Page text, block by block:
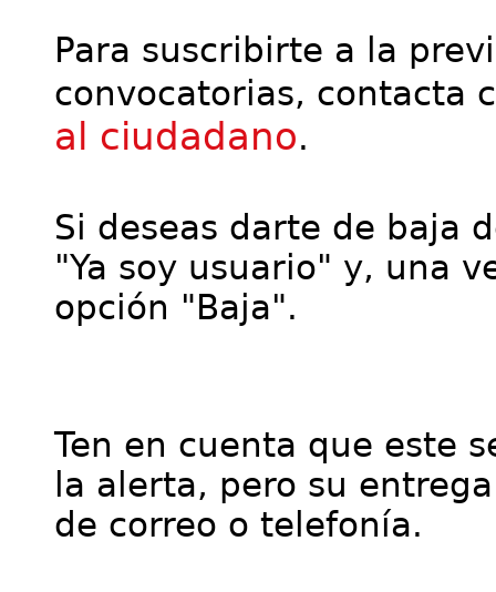
Para suscribirte a la
convocatorias, contacta
al ciudadano.
Si deseas darte de baja
"Ya soy usuario" y, una
opción "Baja".
Ten en cuenta que este
la alerta, pero su
de correo o telefonía.